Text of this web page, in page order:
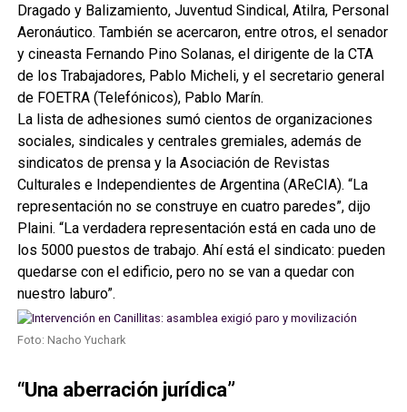
Dragado y Balizamiento, Juventud Sindical, Atilra, Personal
Aeronáutico. También se acercaron, entre otros, el senador
y cineasta Fernando Pino Solanas, el dirigente de la CTA
de los Trabajadores, Pablo Micheli, y el secretario general
de FOETRA (Telefónicos), Pablo Marín.
La lista de adhesiones sumó cientos de organizaciones
sociales, sindicales y centrales gremiales, además de
sindicatos de prensa y la Asociación de Revistas
Culturales e Independientes de Argentina (AReCIA). “La
representación no se construye en cuatro paredes”, dijo
Plaini. “La verdadera representación está en cada uno de
los 5000 puestos de trabajo. Ahí está el sindicato: pueden
quedarse con el edificio, pero no se van a quedar con
nuestro laburo”.
Foto: Nacho Yuchark
“Una aberración jurídica”